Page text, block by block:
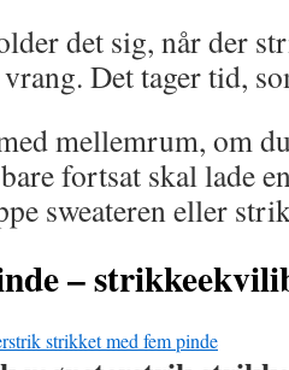
det sig, når der
Det tager tid,
mellemrum, om
fortsat skal lade
sweateren eller
–